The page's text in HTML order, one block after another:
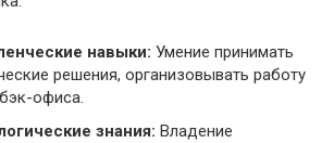
навыки: Умение принимать
решения, организовывать работу
офиса.
знания: Владение